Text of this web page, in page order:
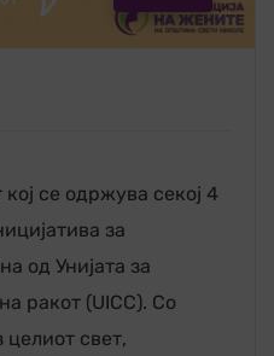
се одржува секој 4
за
од Унијата за
ракот (UICC). Со
свет,